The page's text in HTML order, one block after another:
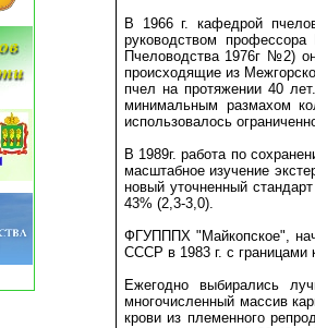
В 1966 г. кафедрой
руководством
Пчеловодства 1976г №2)
происходящие из
пчел на протяжении 40
минимальным размахом
использовалось
В 1989г. работа по
масштабное изучение
новый уточненный
43% (2,3-3,0).
ФГУПППХ "Майкопское",
СССР в 1983 г. с границами
Ежегодно выбирались
многочисленный массив
крови из племенного